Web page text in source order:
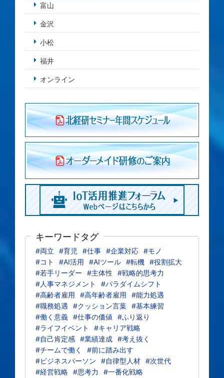
富山
金沢
小松
福井
オンライン
キーワードタグ
#両立 #育児 #仕事 #企業対応 #モノ
#コト
#AI活用 #AIツール #転機 #役割拡大
#若手リーダー
#主体性
#戦略的思考力
#人事マネジメント
#パラダイムシフト
#高齢者雇用
#高年齢者雇用
#能力処遇
#職務処遇
#クッション言葉 #基本練習
#働く意義 #仕事の価値
#ふり返り
#ライフイベント
#キャリア戦略
#自己肯定感 #業績達成 #考え抜く
#チームで働く
#前に踏み出す
#ビジネスパーソン
#自律型人材 #次世代
#経営戦略 #思考力
#一番化戦略